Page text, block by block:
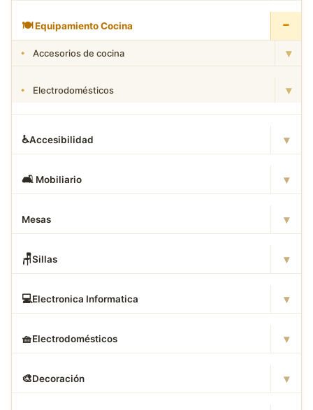
🍽️ Equipamiento Cocina −
Accesorios de cocina ▾
Electrodomésticos ▾
♿Accesibilidad ▾
🛋 ️ Mobiliario ▾
Mesas ▾
🪑Sillas ▾
💻Electronica Informatica ▾
🧺Electrodomésticos ▾
🎨Decoración ▾